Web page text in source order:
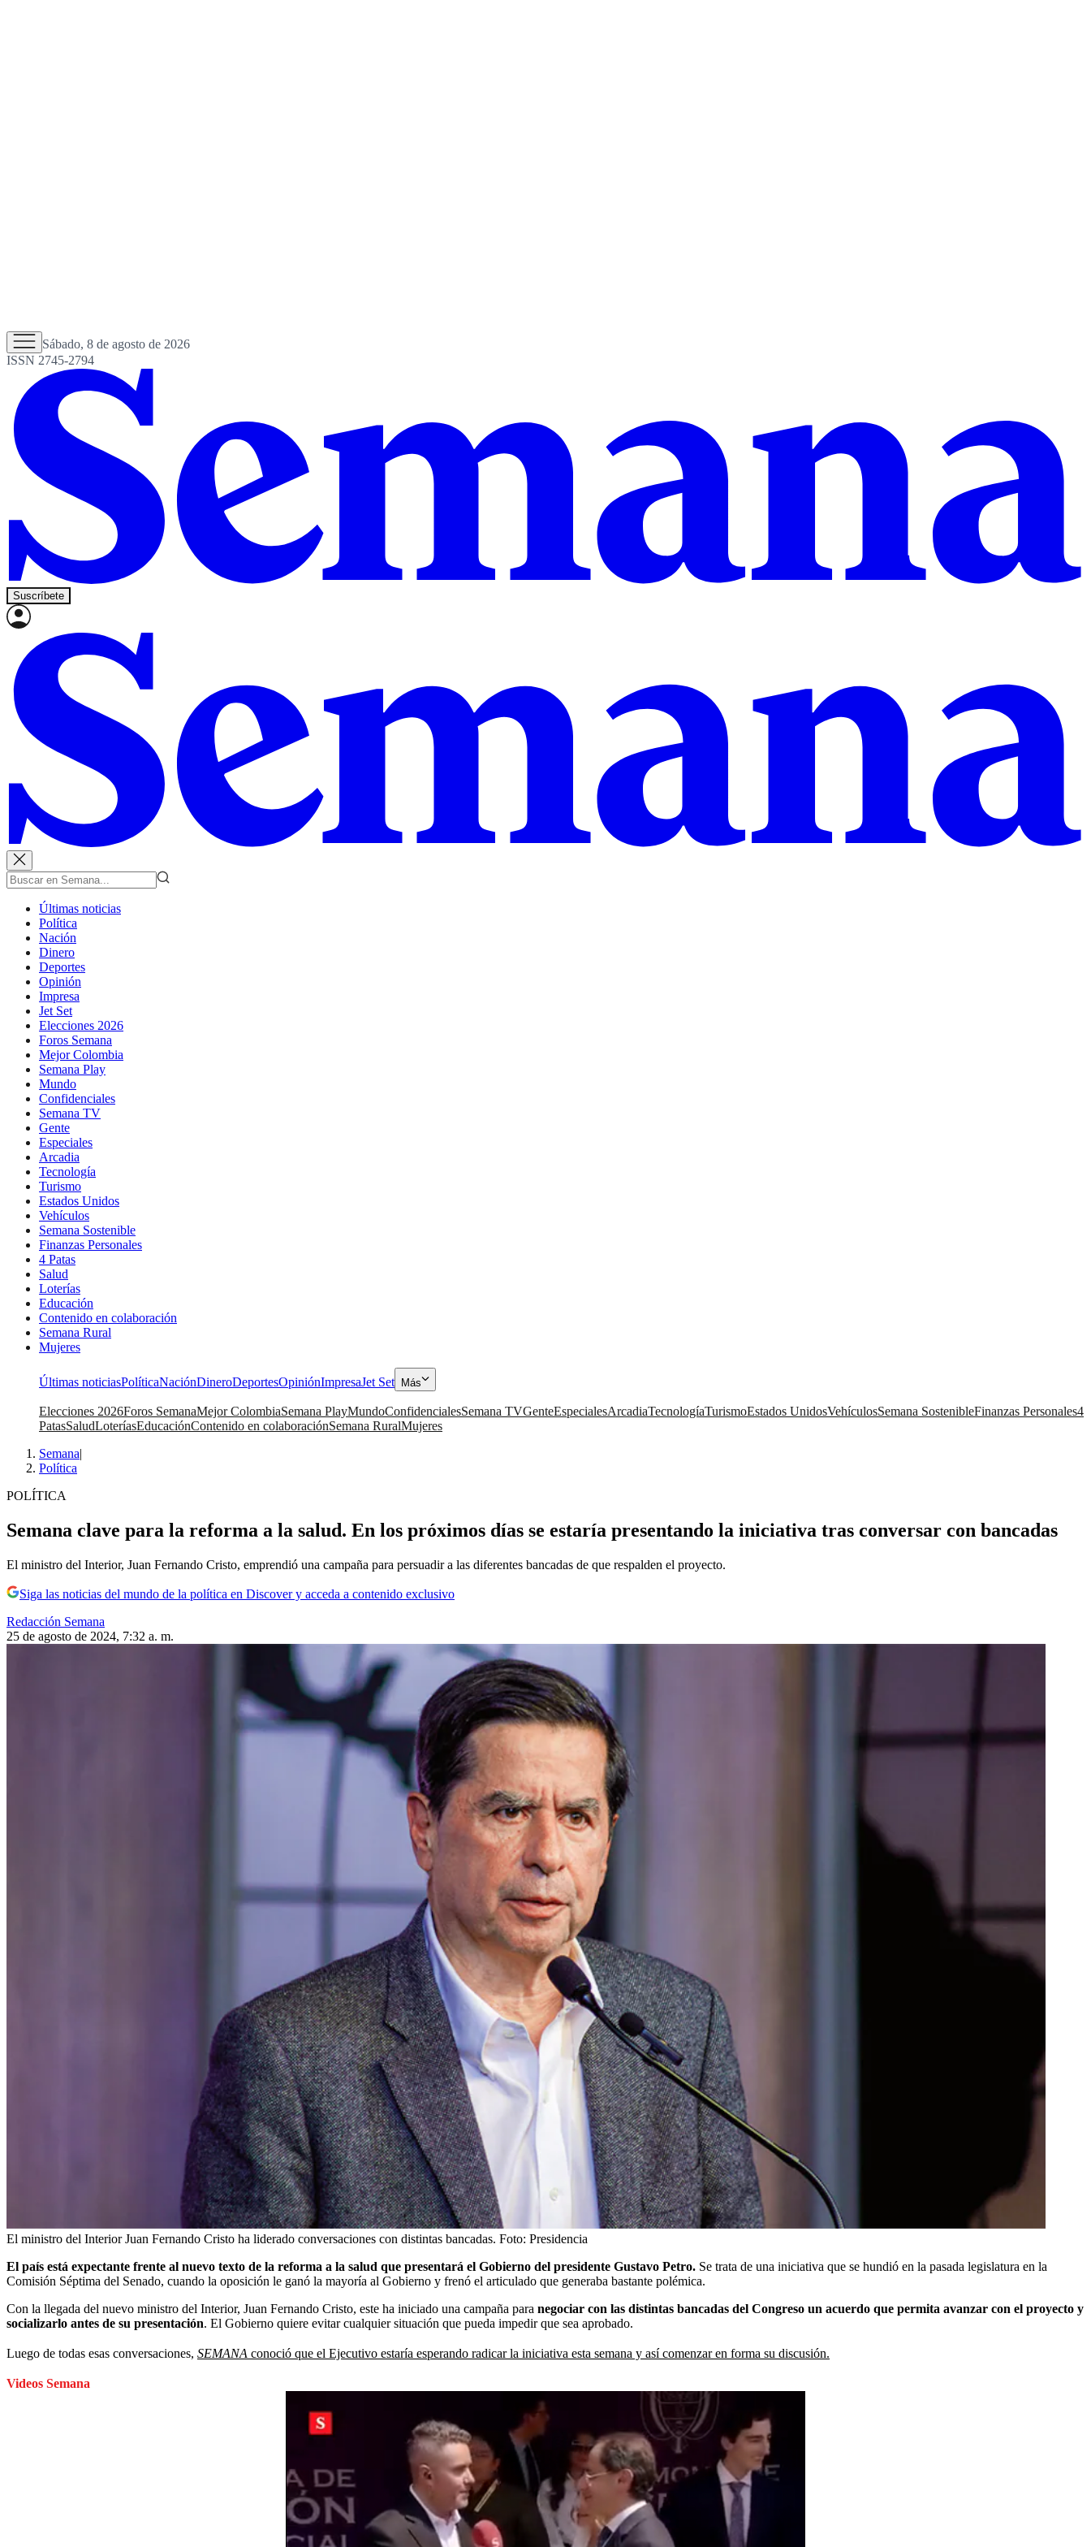
Sábado, 8 de agosto de 2026
ISSN 2745-2794
Suscríbete
Últimas noticias
Política
Nación
Dinero
Deportes
Opinión
Impresa
Jet Set
Elecciones 2026
Foros Semana
Mejor Colombia
Semana Play
Mundo
Confidenciales
Semana TV
Gente
Especiales
Arcadia
Tecnología
Turismo
Estados Unidos
Vehículos
Semana Sostenible
Finanzas Personales
4 Patas
Salud
Loterías
Educación
Contenido en colaboración
Semana Rural
Mujeres
Últimas noticiasPolíticaNaciónDineroDeportesOpiniónImpresaJet Set Más
Elecciones 2026Foros SemanaMejor ColombiaSemana PlayMundoConfidencialesSemana TVGenteEspecialesArcadiaTecnologíaTurismoEstados UnidosVehículosSemana SostenibleFinanzas Personales4
PatasSaludLoteríasEducaciónContenido en colaboraciónSemana RuralMujeres
Semana|
Política
POLÍTICA
Semana clave para la reforma a la salud. En los próximos días se estaría presentando la iniciativa tras conversar con bancadas
El ministro del Interior, Juan Fernando Cristo, emprendió una campaña para persuadir a las diferentes bancadas de que respalden el proyecto.
Siga las noticias del mundo de la política en Discover y acceda a contenido exclusivo
Redacción Semana
25 de agosto de 2024, 7:32 a. m.
El ministro del Interior Juan Fernando Cristo ha liderado conversaciones con distintas bancadas. Foto: Presidencia
El país está expectante frente al nuevo texto de la reforma a la salud que presentará el Gobierno del presidente Gustavo Petro. Se trata de una iniciativa que se hundió en la pasada legislatura en la
Comisión Séptima del Senado, cuando la oposición le ganó la mayoría al Gobierno y frenó el articulado que generaba bastante polémica.
Con la llegada del nuevo ministro del Interior, Juan Fernando Cristo, este ha iniciado una campaña para negociar con las distintas bancadas del Congreso un acuerdo que permita avanzar con el proyecto y
socializarlo antes de su presentación. El Gobierno quiere evitar cualquier situación que pueda impedir que sea aprobado.
Luego de todas esas conversaciones, SEMANA conoció que el Ejecutivo estaría esperando radicar la iniciativa esta semana y así comenzar en forma su discusión.
Videos Semana